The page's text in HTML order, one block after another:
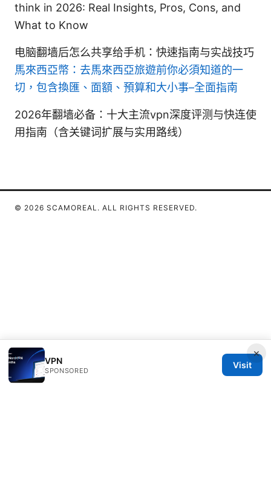
think in 2026: Real Insights, Pros, Cons, and
What to Know
电脑翻墙后怎么共享给手机：快速指南与实战技巧
馬來西亞幣：去馬來西亞旅遊前你必須知道的一
切，包含換匯、面額、預算和大小事–全面指南
2026年翻墙必备：十大主流vpn深度评测与快连使
用指南（含关键词扩展与实用路线）
×
VPN
SPONSORED
Visit
© 2026 SCAMOREAL. ALL RIGHTS RESERVED.